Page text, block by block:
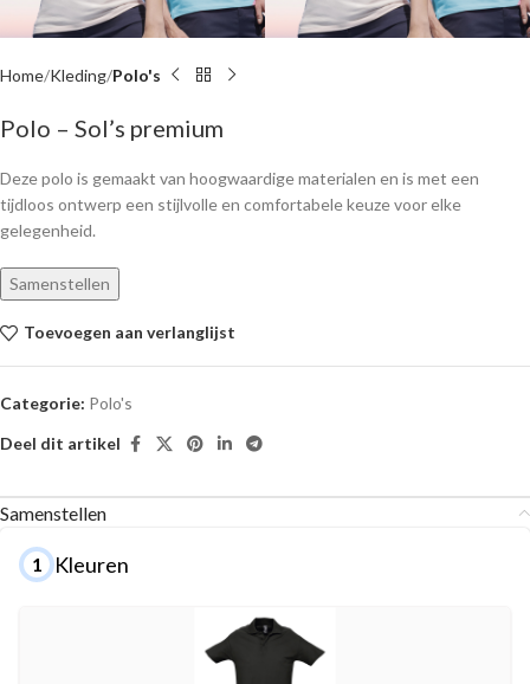
Home Kleding Polo's
Polo – Sol’s premium
Deze polo is gemaakt van hoogwaardige materialen en is met een
tijdloos ontwerp een stijlvolle en comfortabele keuze voor elke
gelegenheid.
Samenstellen
Toevoegen aan verlanglijst
Categorie: Polo's
Deel dit artikel
Samenstellen
1 Kleuren